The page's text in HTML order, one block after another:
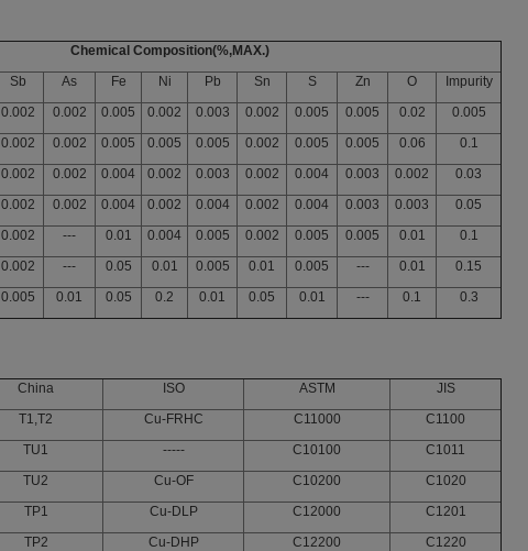
Chemical Composition(%,MAX.)
Sb As Fe Ni Pb Sn S Zn O
Impurity
0.002 0.002 0.005 0.002 0.003 0.002 0.005 0.005 0.02
0.005
0.002 0.002 0.005 0.005 0.005 0.002 0.005 0.005 0.06
0.1
0.002 0.002 0.004 0.002 0.003 0.002 0.004 0.003 0.002
0.03
0.002 0.002 0.004 0.002 0.004 0.002 0.004 0.003 0.003
0.05
0.002 --- 0.01 0.004 0.005 0.002 0.005 0.005 0.01
0.1
0.002 --- 0.05 0.01 0.005 0.01 0.005 --- 0.01
0.15
0.005 0.01 0.05 0.2 0.01 0.05 0.01 --- 0.1 0.3
China ISO ASTM
JIS
T1,T2 Cu-FRHC C11000 C1100
TU1 ----- C10100
C1011
TU2
Cu-OF C10200 C1020
TP1 Cu-DLP C12000
C1201
TP2
Cu-DHP C12200
C1220